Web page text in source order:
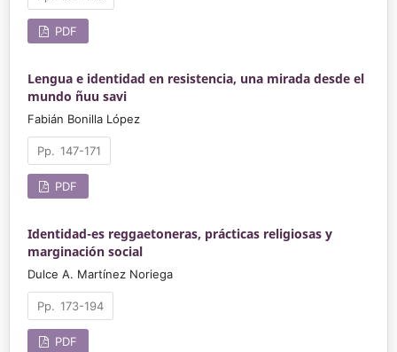
PDF
Lengua e identidad en resistencia, una mirada desde el
mundo ñuu savi
Fabián Bonilla López
147-171
PDF
Identidad-es reggaetoneras, prácticas religiosas y
marginación social
Dulce A. Martínez Noriega
173-194
PDF